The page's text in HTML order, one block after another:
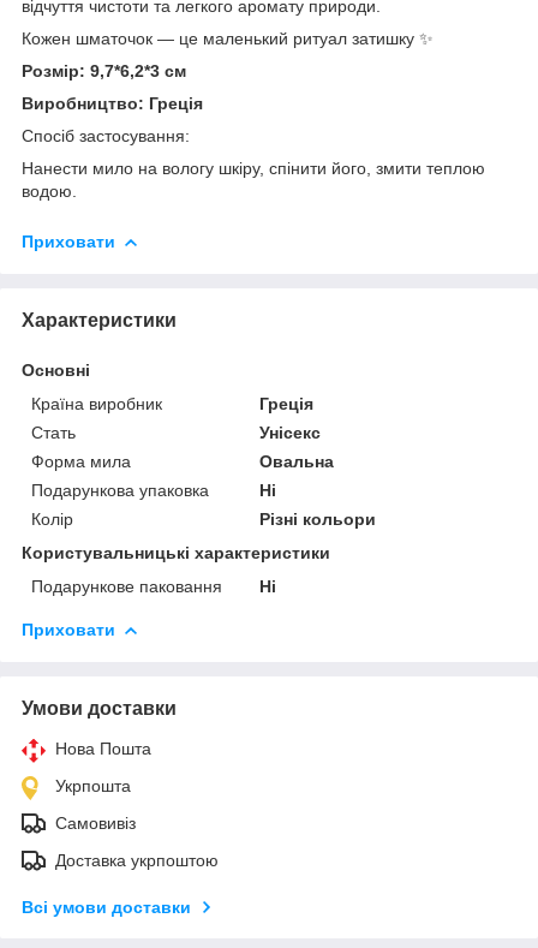
відчуття чистоти та легкого аромату природи.
Кожен шматочок — це маленький ритуал затишку ✨
Розмір: 9,7*6,2*3 см
Виробництво: Греція
Спосіб застосування:
Нанести мило на вологу шкіру, спінити його, змити теплою
водою.
Приховати
Характеристики
Основні
Країна виробник
Греція
Стать
Унісекс
Форма мила
Овальна
Подарункова упаковка
Ні
Колір
Різні кольори
Користувальницькі характеристики
Подарункове паковання
Ні
Приховати
Умови доставки
Нова Пошта
Укрпошта
Самовивіз
Доставка укрпоштою
Всі умови доставки